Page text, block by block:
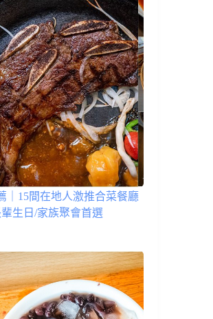
｜15間在地人激推合菜餐廳
輩生日/家族聚會首選